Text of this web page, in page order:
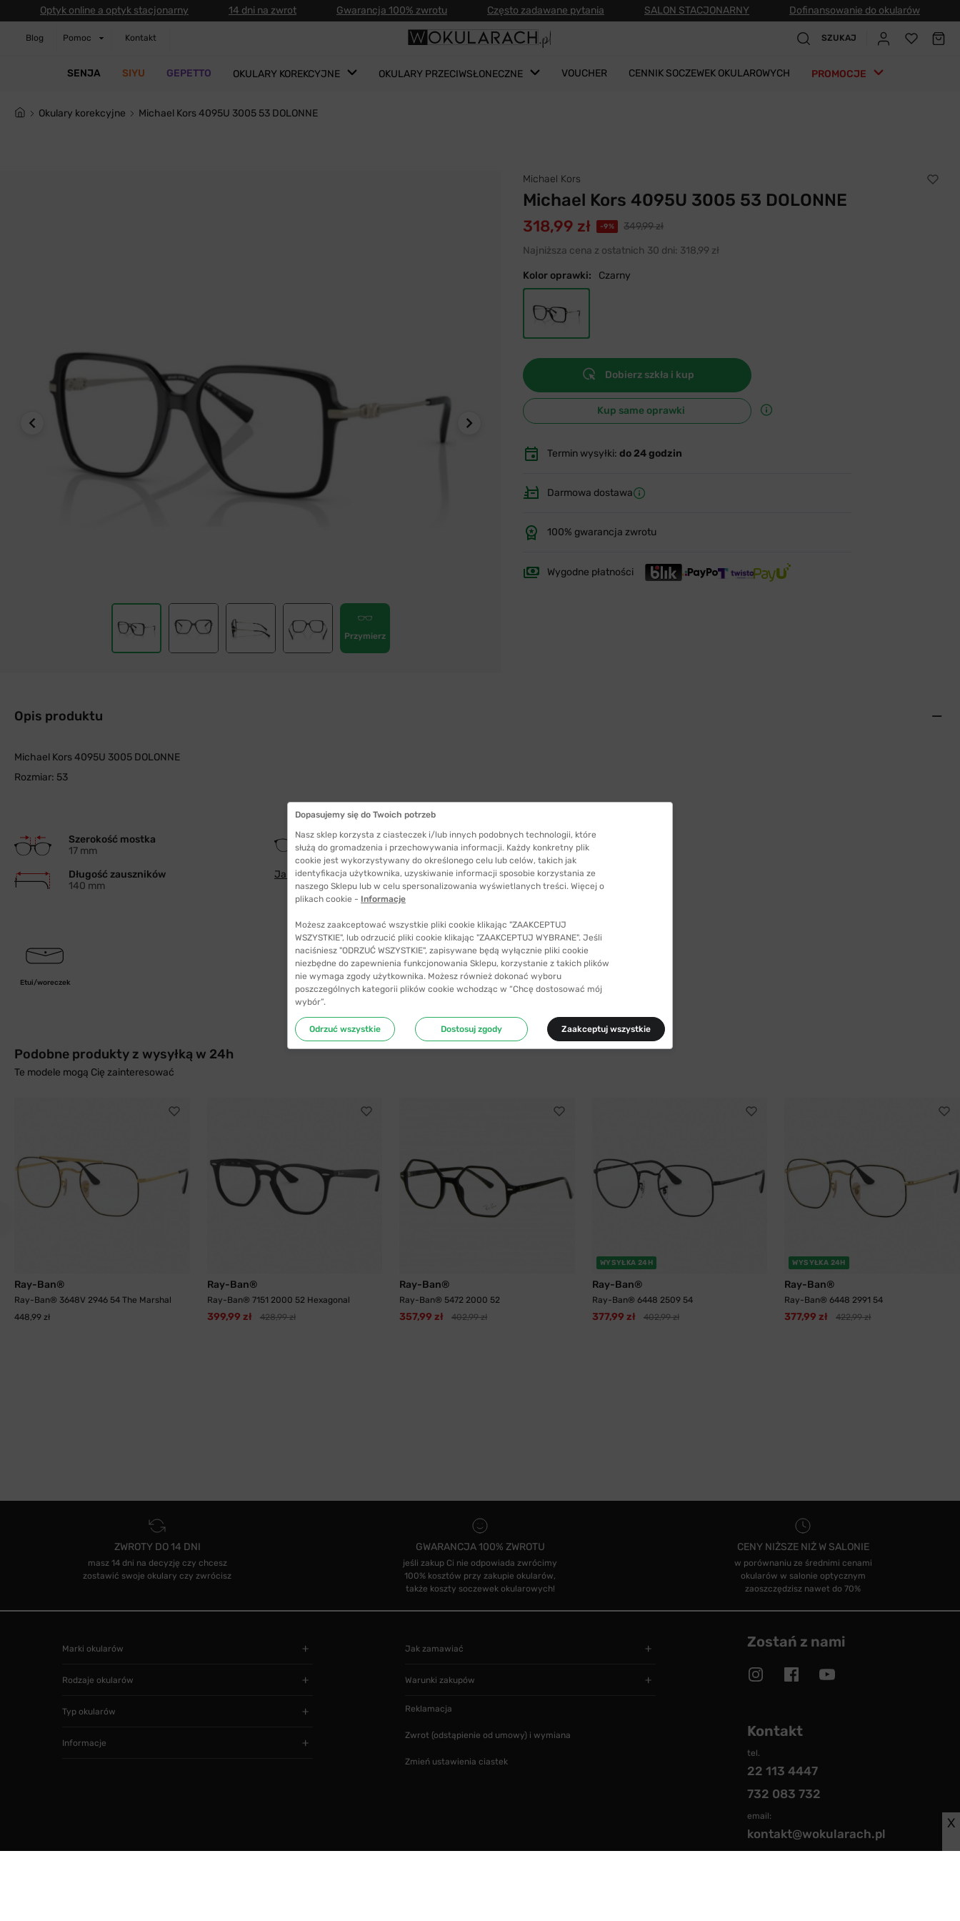
Optyk online a optyk stacjonarny 14 dni na zwrot Gwarancja 100% zwrotu Często zadawane pytania SALON STACJONARNY Dofinansowanie do okularów
Blog Pomoc Kontakt SZUKAJ
SENJA SIYU GEPETTO OKULARY KOREKCYJNE OKULARY PRZECIWSŁONECZNE VOUCHER CENNIK SOCZEWEK OKULAROWYCH PROMOCJE
Okulary korekcyjne Michael Kors 4095U 3005 53 DOLONNE
Przymierz
Michael Kors
Michael Kors 4095U 3005 53 DOLONNE
318,99 zł -9%
349,99 zł
Najniższa cena z ostatnich 30 dni: 318,99 zł
Kolor oprawki: Czarny
Dobierz szkła i kup
Kup same oprawki
Termin wysyłki: do 24 godzin
Darmowa dostawa
100% gwarancja zwrotu
Wygodne płatności
Opis produktu
Michael Kors 4095U 3005 DOLONNE
Rozmiar: 53
Szerokość mostka
17 mm
Szerokość szkła
53 mm
Długość zauszników
140 mm
Jak wybrać odpowiedni rozmiar
Etui/woreczek
Podobne produkty z wysyłką w 24h
Te modele mogą Cię zainteresować
Ray-Ban®
Ray-Ban® 3648V 2946 54 The Marshal
448,99 zł
Ray-Ban®
Ray-Ban® 7151 2000 52 Hexagonal
399,99 zł 428,99 zł
Ray-Ban®
Ray-Ban® 5472 2000 52
357,99 zł 402,99 zł
WYSYŁKA 24H
Ray-Ban®
Ray-Ban® 6448 2509 54
377,99 zł 402,99 zł
WYSYŁKA 24H
Ray-Ban®
Ray-Ban® 6448 2991 54
377,99 zł 422,99 zł
ZWROTY DO 14 DNI
masz 14 dni na decyzję czy chcesz
zostawić swoje okulary czy zwrócisz
GWARANCJA 100% ZWROTU
jeśli zakup Ci nie odpowiada zwrócimy
100% kosztów przy zakupie okularów,
także koszty soczewek okularowych!
CENY NIŻSZE NIŻ W SALONIE
w porównaniu ze średnimi cenami
okularów w salonie optycznym
zaoszczędzisz nawet do 70%
Zostań z nami
Kontakt
tel.
22 113 4447
732 083 732
email:
kontakt@wokularach.pl
Marki okularów
Rodzaje okularów
Typ okularów
Informacje
Jak zamawiać
Warunki zakupów
Reklamacja
Zwrot (odstąpienie od umowy) i wymiana
Zmień ustawienia ciastek
Dopasujemy się do Twoich potrzeb
Nasz sklep korzysta z ciasteczek i/lub innych podobnych technologii, które
służą do gromadzenia i przechowywania informacji. Każdy konkretny plik
cookie jest wykorzystywany do określonego celu lub celów, takich jak
identyfikacja użytkownika, uzyskiwanie informacji sposobie korzystania ze
naszego Sklepu lub w celu spersonalizowania wyświetlanych treści. Więcej o
plikach cookie - Informacje
Możesz zaakceptować wszystkie pliki cookie klikając "ZAAKCEPTUJ
WSZYSTKIE", lub odrzucić pliki cookie klikając "ZAAKCEPTUJ WYBRANE". Jeśli
naciśniesz "ODRZUĆ WSZYSTKIE", zapisywane będą wyłącznie pliki cookie
niezbędne do zapewnienia funkcjonowania Sklepu, korzystanie z takich plików
nie wymaga zgody użytkownika. Możesz również dokonać wyboru
poszczególnych kategorii plików cookie wchodząc w “Chcę dostosować mój
wybór”.
Odrzuć wszystkie Dostosuj zgody Zaakceptuj wszystkie
X